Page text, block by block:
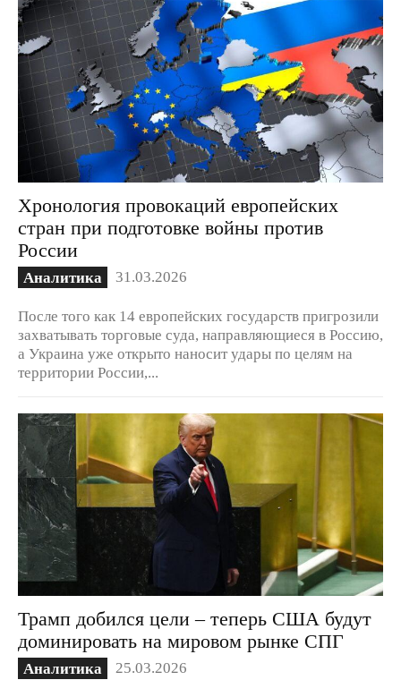
Хронология провокаций европейских
стран при подготовке войны против
России
Аналитика 31.03.2026
После того как 14 европейских государств пригрозили
захватывать торговые суда, направляющиеся в Россию,
а Украина уже открыто наносит удары по целям на
территории России,...
Трамп добился цели – теперь США будут
доминировать на мировом рынке СПГ
Аналитика 25.03.2026